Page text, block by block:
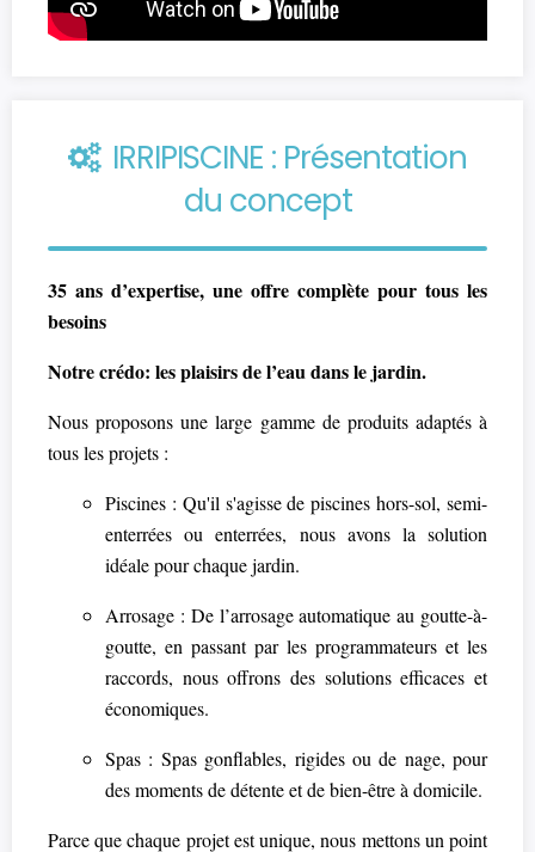
IRRIPISCINE : Présentation
du concept
35 ans d’expertise, une offre complète pour tous les
besoins
Notre crédo: les plaisirs de l’eau dans le jardin.
Nous proposons une large gamme de produits adaptés à
tous les projets :
Piscines : Qu'il s'agisse de piscines hors-sol, semi-
enterrées ou enterrées, nous avons la solution
idéale pour chaque jardin.
Arrosage : De l’arrosage automatique au goutte-à-
goutte, en passant par les programmateurs et les
raccords, nous offrons des solutions efficaces et
économiques.
Spas : Spas gonflables, rigides ou de nage, pour
des moments de détente et de bien-être à domicile.
Parce que chaque projet est unique, nous mettons un point